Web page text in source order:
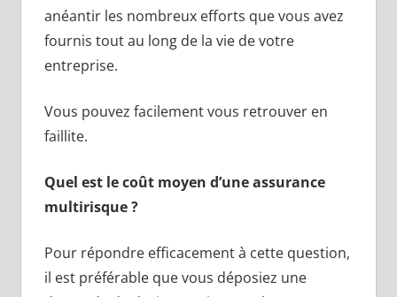
anéantir les nombreux efforts que vous avez
fournis tout au long de la vie de votre
entreprise.
Vous pouvez facilement vous retrouver en
faillite.
Quel est le coût moyen d’une assurance
multirisque ?
Pour répondre efficacement à cette question,
il est préférable que vous déposiez une